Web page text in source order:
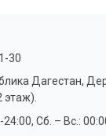
30
Дагестан,
этаж).
Сб. – Вс.: